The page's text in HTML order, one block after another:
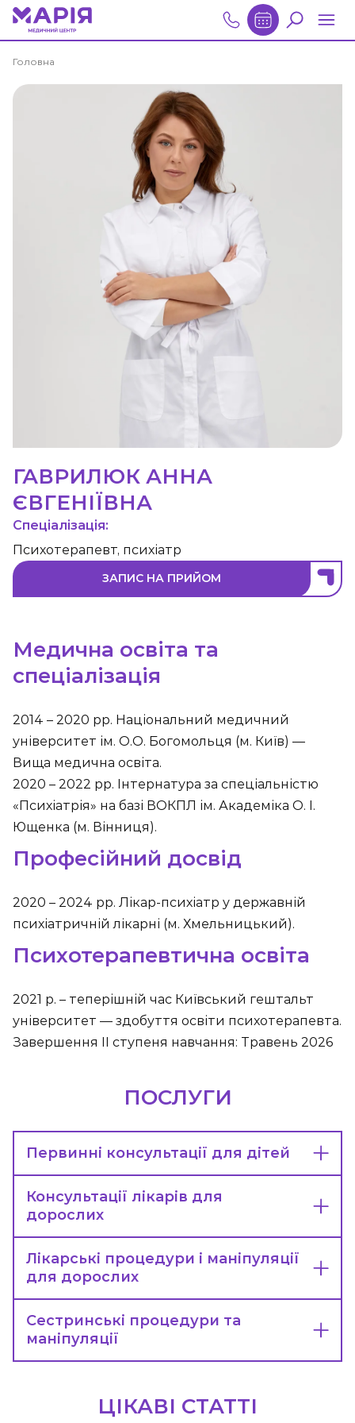
Головна
ГАВРИЛЮК АННА
ЄВГЕНІЇВНА
Спеціалізація:
Психотерапевт, психіатр
ЗАПИС НА ПРИЙОМ
Медична освіта та
спеціалізація
2014 – 2020 рр. Національний медичний
університет ім. О.О. Богомольця (м. Київ) —
Вища медична освіта.
2020 – 2022 рр. Інтернатура за спеціальністю
«Психіатрія» на базі ВОКПЛ ім. Академіка О. І.
Ющенка (м. Вінниця).
Професійний досвід
2020 – 2024 рр. Лікар-психіатр у державній
психіатричній лікарні (м. Хмельницький).
Психотерапевтична освіта
2021 р. – теперішній час Київський гештальт
університет — здобуття освіти психотерапевта.
Завершення II ступеня навчання: Травень 2026
ПОСЛУГИ
Первинні консультації для дітей
Консультації лікарів для
дорослих
Лікарські процедури і маніпуляції
для дорослих
Сестринські процедури та
маніпуляції
ЦІКАВІ СТАТТІ